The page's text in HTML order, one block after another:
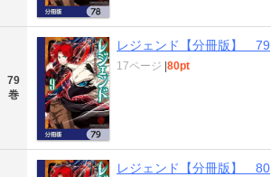
79
巻
レジェンド【分冊版】 79
17ページ 80pt
レジェンド【分冊版】 80